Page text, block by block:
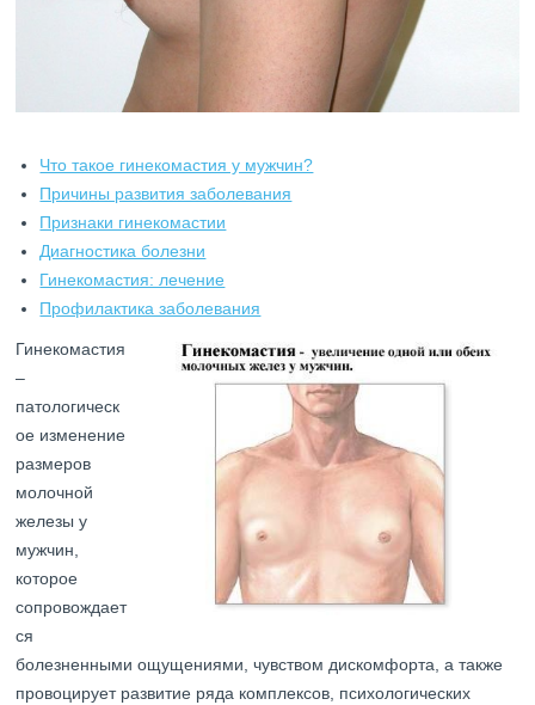
Что такое гинекомастия у мужчин?
Причины развития заболевания
Признаки гинекомастии
Диагностика болезни
Гинекомастия: лечение
Профилактика заболевания
Гинекомастия
–
патологическ
ое изменение
размеров
молочной
железы у
мужчин,
которое
сопровождает
ся
болезненными ощущениями, чувством дискомфорта, а также
провоцирует развитие ряда комплексов, психологических